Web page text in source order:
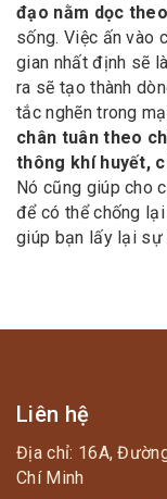
đạo nằm dọc
sống. Việc ấn vào
gian nhất định sẽ
ra sẽ tạo thành
tắc nghẽn trong
chân tuân theo
thông khí huyết,
Nó cũng giúp cho
để có thể chống
giúp bạn lấy lại
Liên hệ
Địa chỉ: 16A,
Chí Minh